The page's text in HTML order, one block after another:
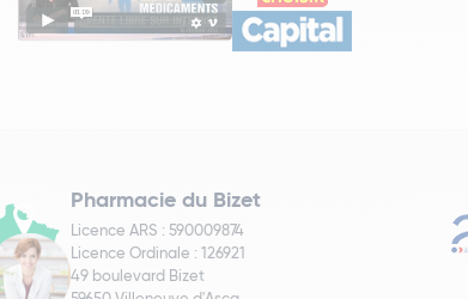
Pharmacie du Bizet
Licence ARS : 590009874
Licence Ordinale : 126921
49 boulevard Bizet